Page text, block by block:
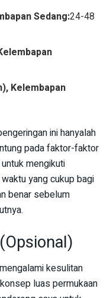
Sedang:24-48
Kelembapan
ini hanyalah
pada faktor-faktor
mengikuti
yang cukup bagi
benar sebelum
kesulitan
luas permukaan